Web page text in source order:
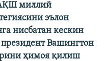
миллий
эълон
нисбатан кескин
президент Вашингтон
ҳимоя қилиш